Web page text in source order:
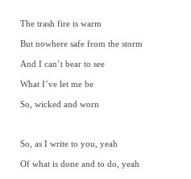
The trash fire is warm
But nowhere safe from the storm
And I can’t bear to see
What I’ve let me be
So, wicked and worn
So, as I write to you, yeah
Of what is done and to do, yeah